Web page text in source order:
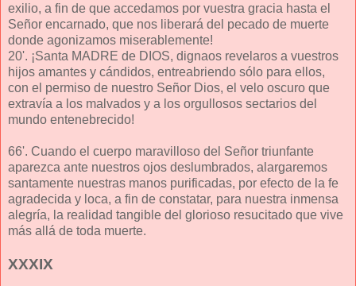
exilio, a fin de que accedamos por vuestra gracia hasta el
Señor encarnado, que nos liberará del pecado de muerte
donde agonizamos miserablemente!
20'. ¡Santa MADRE de DIOS, dignaos revelaros a vuestros
hijos amantes y cándidos, entreabriendo sólo para ellos,
con el permiso de nuestro Señor Dios, el velo oscuro que
extravía a los malvados y a los orgullosos sectarios del
mundo entenebrecido!
66'. Cuando el cuerpo maravilloso del Señor triunfante
aparezca ante nuestros ojos deslumbrados, alargaremos
santamente nuestras manos purificadas, por efecto de la fe
agradecida y loca, a fin de constatar, para nuestra inmensa
alegría, la realidad tangible del glorioso resucitado que vive
más allá de toda muerte.
XXXIX